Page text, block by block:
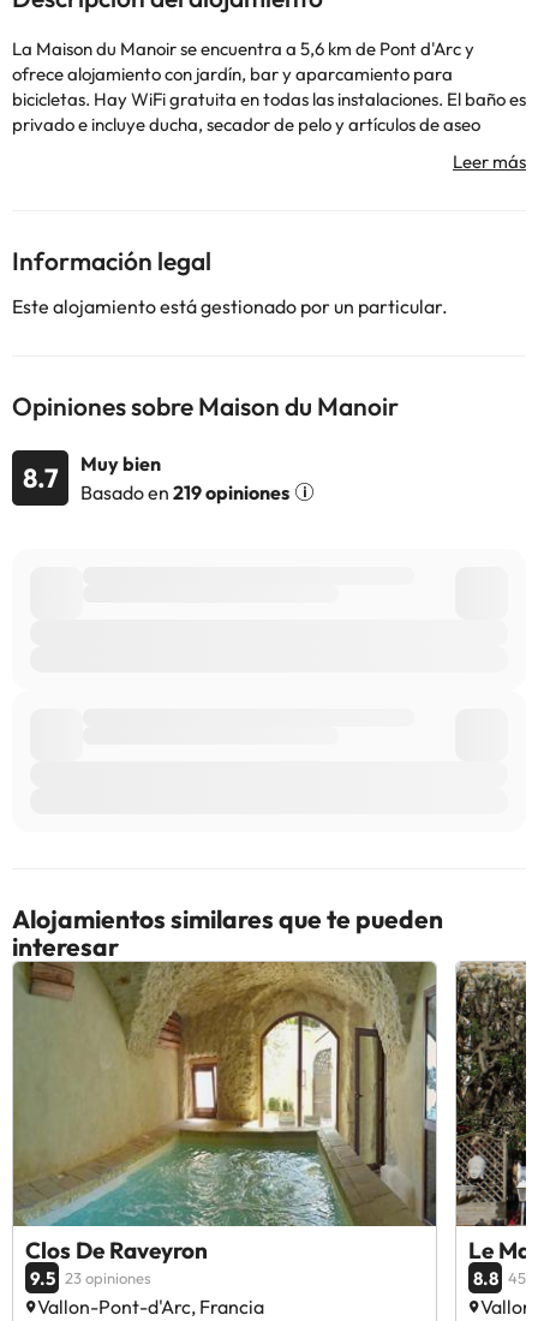
La Maison du Manoir se encuentra a 5,6 km de Pont d'Arc y
ofrece alojamiento con jardín, bar y aparcamiento para
bicicletas. Hay WiFi gratuita en todas las instalaciones. El baño es
privado e incluye ducha, secador de pelo y artículos de aseo
Los huéspedes del Maison du Manoir pueden practicar ciclismo en
cueva Chauvet está a 5,1 km. El aeropuerto más cercano es el de
Nimes-Ales-Camargue-Cevennes, ubicado a 92 km del Maison
du Manoir.
En respuesta al coronavirus (COVID-19), el alojamiento aplica
pueden verse limitados o no estar disponibles a causa del
coronavirus (COVID-19). A causa del coronavirus (COVID-19),
este alojamiento está tomando medidas para garantizar la
seguridad de los clientes y el personal. Por este motivo, algunos
servicios e instalaciones pueden verse limitados o no estar
Información legal
Este alojamiento está gestionado por un particular.
Opiniones sobre Maison du Manoir
8.7
Muy bien
Basado en 219 opiniones
Alojamientos similares que te pueden
interesar
Clos De Raveyron
9.5 23 opiniones
Vallon-Pont-d'Arc, Francia
Le
8.8 458